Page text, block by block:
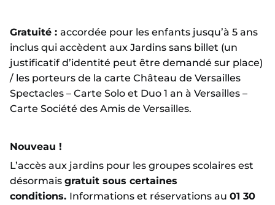
Gratuité : accordée pour les enfants jusqu’à 5 ans
inclus qui accèdent aux Jardins sans billet (un
justificatif d’identité peut être demandé sur place)
/ les porteurs de la carte Château de Versailles
Spectacles – Carte Solo et Duo 1 an à Versailles –
Carte Société des Amis de Versailles.
Nouveau !
L’accès aux jardins pour les groupes scolaires est
désormais gratuit sous certaines
conditions. Informations et réservations au 01 30